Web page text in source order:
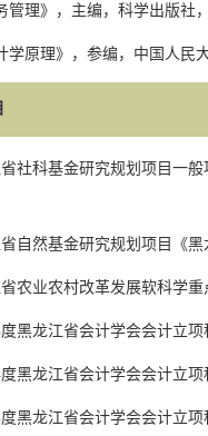
管理》，主编，科学出版社，
学原理》，参编，中国人民
社科基金研究规划项目一
自然基金研究规划项目《
农业农村改革发展软科学
黑龙江省会计学会会计立
黑龙江省会计学会会计立项
黑龙江省会计学会会计立